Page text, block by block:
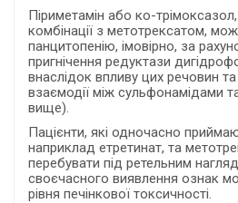
Піриметамін або ко-
комбінації з метотрексатом,
панцитопенію, імовірно, за
пригнічення редуктази
внаслідок впливу цих речовин
взаємодії між сульфонамідами
вище).
Пацієнти, які одночасно
наприклад етретинат, та
перебувати під ретельним
своєчасного виявлення ознак
рівня печінкової токсичності.